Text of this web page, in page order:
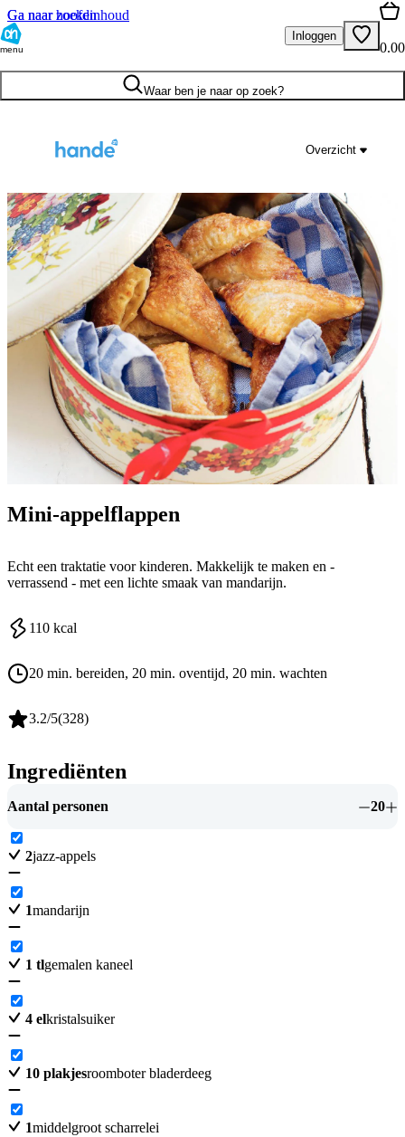
Ga naar hoofdinhoud
Ga naar zoeken
menu
Inloggen
0.00
Waar ben je naar op zoek?
Overzicht
Mini-appelflappen
Echt een traktatie voor kinderen. Makkelijk te maken en -
verrassend - met een lichte smaak van mandarijn.
110 kcal
20 min. bereiden, 20 min. oventijd, 20 min. wachten
3.2/5(328)
Ingrediënten
Aantal personen 20
2jazz-appels
1mandarijn
1 tlgemalen kaneel
4 elkristalsuiker
10 plakjesroomboter bladerdeeg
1middelgroot scharrelei